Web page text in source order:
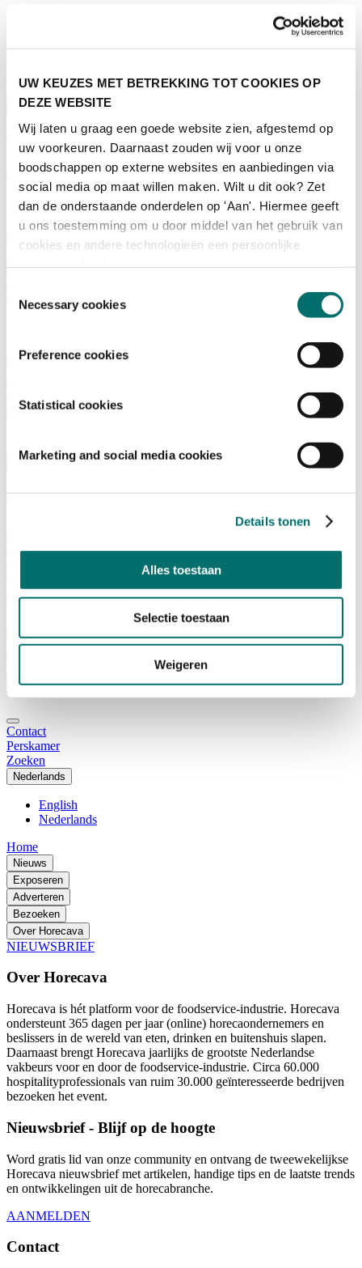
UW KEUZES MET BETREKKING TOT COOKIES OP
DEZE WEBSITE
Wij laten u graag een goede website zien, afgestemd op
uw voorkeuren. Daarnaast zouden wij voor u onze
boodschappen op externe websites en aanbiedingen via
social media op maat willen maken. Wilt u dit ook? Zet
dan de onderstaande onderdelen op 'Aan'. Hiermee geeft
u ons toestemming om u door middel van het gebruik van
cookies en andere technologieën een persoonlijke
Necessary cookies
Preference cookies
Statistical cookies
Marketing and social media cookies
Details tonen
Alles toestaan
Selectie toestaan
Weigeren
Horecava Social Media
Bezoeken
Thema's Horecava
Alle Thema's
Programma
Terugblik
Activiteiten
Exposantenlijst
Programma
Tickets
Veelgestelde Vragen
TICKETS HORECAVA
Over Horecava
Vacatures
Ticket kopen voor Horecava
TICKETS HORECAVA
NIEUWSBRIEF
Contact
Perskamer
Zoeken
Nederlands
English
Nederlands
Home
Nieuws
Exposeren
Adverteren
Bezoeken
Over Horecava
NIEUWSBRIEF
Over Horecava
Horecava is hét platform voor de foodservice-industrie. Horecava
ondersteunt 365 dagen per jaar (online) horecaondernemers en
beslissers in de wereld van eten, drinken en buitenshuis slapen.
Daarnaast brengt Horecava jaarlijks de grootste Nederlandse
vakbeurs voor en door de foodservice-industrie. Circa 60.000
hospitalityprofessionals van ruim 30.000 geïnteresseerde bedrijven
bezoeken het event.
Nieuwsbrief - Blijf op de hoogte
Word gratis lid van onze community en ontvang de tweewekelijkse
Horecava nieuwsbrief met artikelen, handige tips en de laatste trends
en ontwikkelingen uit de horecabranche.
AANMELDEN
Contact